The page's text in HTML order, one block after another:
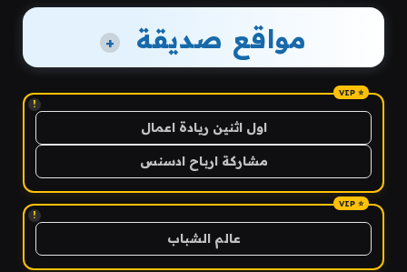
مواقع صديقة +
!
اول اثنين ريادة اعمال
مشاركة ارباح ادسنس
!
عالم الشباب